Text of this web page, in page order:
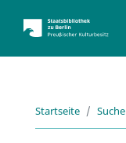
Startseite Suche